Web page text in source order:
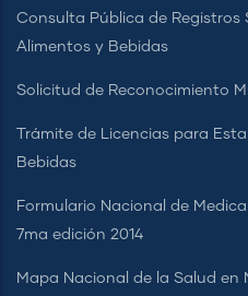
Consulta Pública de Registros
Alimentos y Bebidas
Solicitud de Reconocimiento
Trámite de Licencias para
Bebidas
Formulario Nacional de
7ma edición 2014
Mapa Nacional de la Salud en